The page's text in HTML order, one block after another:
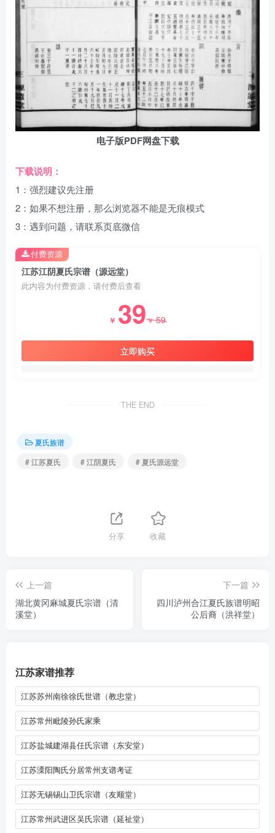
电子版PDF网盘下载
下载说明：
1：强烈建议先注册
2：如果不想注册，那么浏览器不能是无痕模式
3：遇到问题，请联系页底微信
江苏江阴夏氏宗谱（源远堂）
此内容为付费资源，请付费后查看
￥ 39￥59
立即购买
付费资源
THE END
夏氏族谱
# 江苏夏氏
# 江阴夏氏 # 夏氏源远堂
分享 收藏
上一篇
湖北黄冈麻城夏氏宗谱（清
溪堂）
下一篇
四川泸州合江夏氏族谱明昭
公后裔（洪祥堂）
江苏家谱推荐
江苏苏州南徐徐氏世谱（教忠堂）
江苏常州毗陵孙氏家乘
江苏盐城建湖县任氏宗谱（东安堂）
江苏溧阳陶氏分居常州支谱考证
江苏无锡锡山卫氏宗谱（友顺堂）
江苏常州武进区吴氏宗谱（延祉堂）